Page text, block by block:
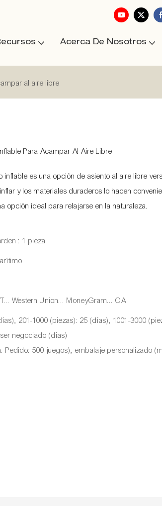
Acerca De Nosotros
al aire libre
Para Acampar Al Aire Libre
es una opción de asiento al aire libre
y los materiales duraderos lo hacen
opción ideal para relajarse en la naturaleza.
: 1 pieza
Western Union... MoneyGram... OA
201-1000 (piezas): 25 (días), 1001-3000
negociado (días)
Pedido: 500 juegos), embalaje personalizado